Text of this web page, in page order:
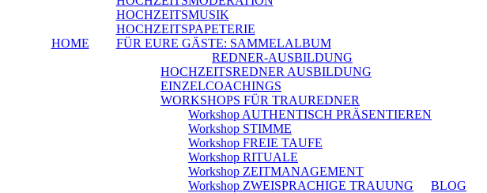
HOME
HOCHZEITSMUSIK
HOCHZEITSPAPETERIE
FÜR EURE GÄSTE: SAMMELALBUM
REDNER-AUSBILDUNG
HOCHZEITSREDNER AUSBILDUNG
EINZELCOACHINGS
WORKSHOPS FÜR TRAUREDNER
Workshop AUTHENTISCH PRÄSENTIEREN
Workshop STIMME
Workshop FREIE TAUFE
Workshop RITUALE
Workshop ZEITMANAGEMENT
Workshop ZWEISPRACHIGE TRAUUNG
BLOG